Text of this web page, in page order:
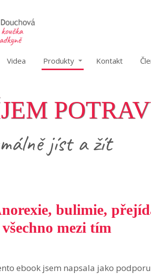
Videa Produkty Kontakt
jíst a žít
bulimie,
všechno mezi tím
ebook jsem napsala jako